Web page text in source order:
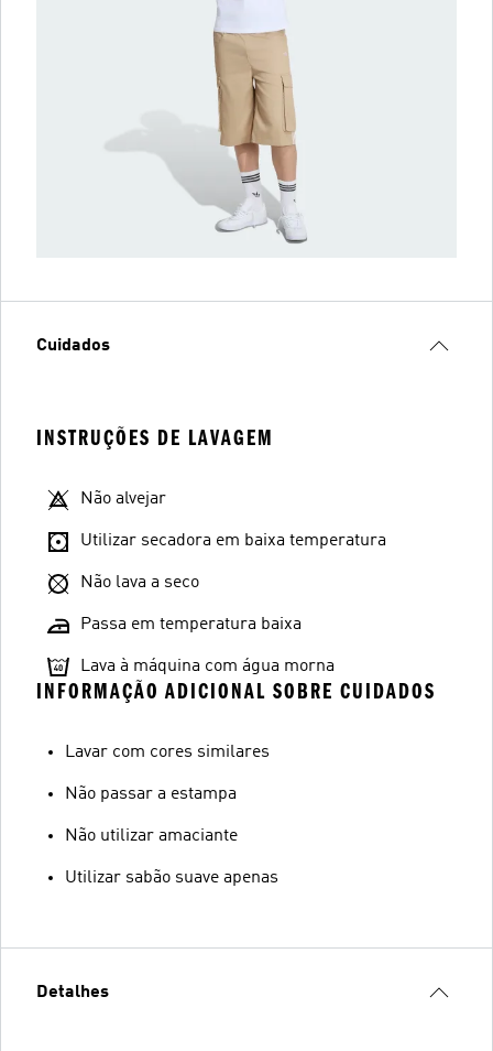
Cuidados
INSTRUÇÕES DE LAVAGEM
Não alvejar
Utilizar secadora em baixa temperatura
Não lava a seco
Passa em temperatura baixa
Lava à máquina com água morna
INFORMAÇÃO ADICIONAL SOBRE CUIDADOS
Lavar com cores similares
Não passar a estampa
Não utilizar amaciante
Utilizar sabão suave apenas
Detalhes